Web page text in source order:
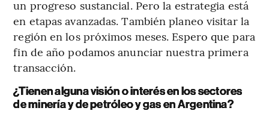
un progreso sustancial. Pero la estrategia está
en etapas avanzadas. También planeo visitar la
región en los próximos meses. Espero que para
fin de año podamos anunciar nuestra primera
transacción.
¿Tienen alguna visión o interés en los sectores
de minería y de petróleo y gas en Argentina?